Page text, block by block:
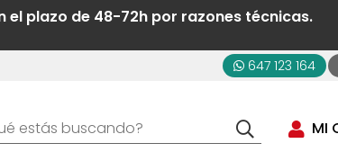
el plazo de 48-72h por razones técnicas.
647 123 164
MI